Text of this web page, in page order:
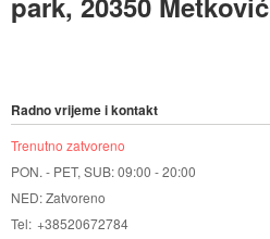
Radno vrijeme i kontakt
Trenutno zatvoreno
PON. - PET, SUB: 09:00 - 20:00
NED: Zatvoreno
Tel +38520672784